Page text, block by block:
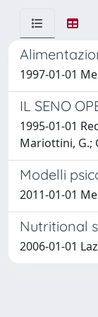
1997-01-01
IL SENO
1995-01-01
Mariottini, G.;
Modelli
2011-01-01
Nutritional
2006-01-01